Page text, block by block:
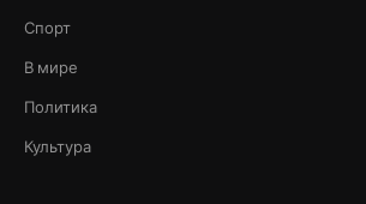
Спорт
В мире
Политика
Культура